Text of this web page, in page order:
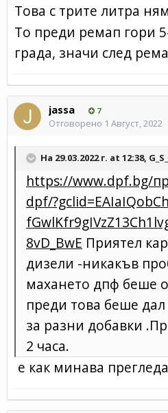
Това с трите литра
То преди ремап гори
града, значи след
jassa 7
Отговорено 1 Август, 2022
На 29.03.2022 г. at 12:38,
https://www.dpf.bg/
dpf/
8vD_BwE Приятел
дизели -никакъв
махането дпф беше
преди това беше
за разни добавки
2 часа.
е как минава